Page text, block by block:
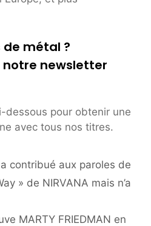
de métal ?
newsletter
dessous pour obtenir une
avec tous nos titres.
contribué aux paroles de
» de NIRVANA mais n’a
MARTY FRIEDMAN en